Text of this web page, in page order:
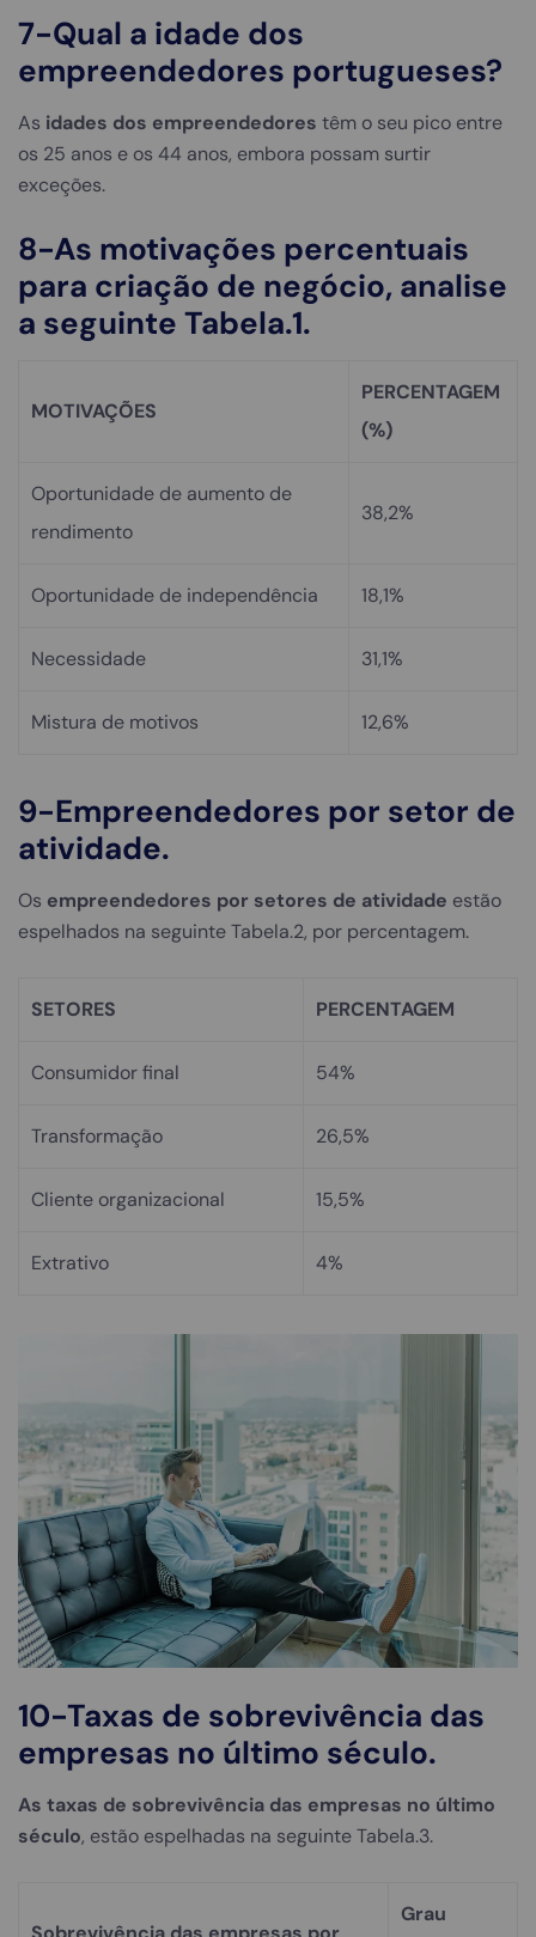
7-Qual a idade dos
empreendedores portugueses?
As idades dos empreendedores têm o seu pico entre
os 25 anos e os 44 anos, embora possam surtir
exceções.
8-As motivações percentuais
para criação de negócio, analise
a seguinte Tabela.1.
MOTIVAÇÕES
PERCENTAGEM
(%)
Oportunidade de aumento de
rendimento
38,2%
Oportunidade de independência 18,1%
Necessidade 31,1%
Mistura de motivos 12,6%
9-Empreendedores por setor de
atividade.
Os empreendedores por setores de atividade estão
espelhados na seguinte Tabela.2, por percentagem.
SETORES PERCENTAGEM
Consumidor final 54%
Transformação 26,5%
Cliente organizacional 15,5%
Extrativo 4%
10-Taxas de sobrevivência das
empresas no último século.
As taxas de sobrevivência das empresas no último
século, estão espelhadas na seguinte Tabela.3.
Grau